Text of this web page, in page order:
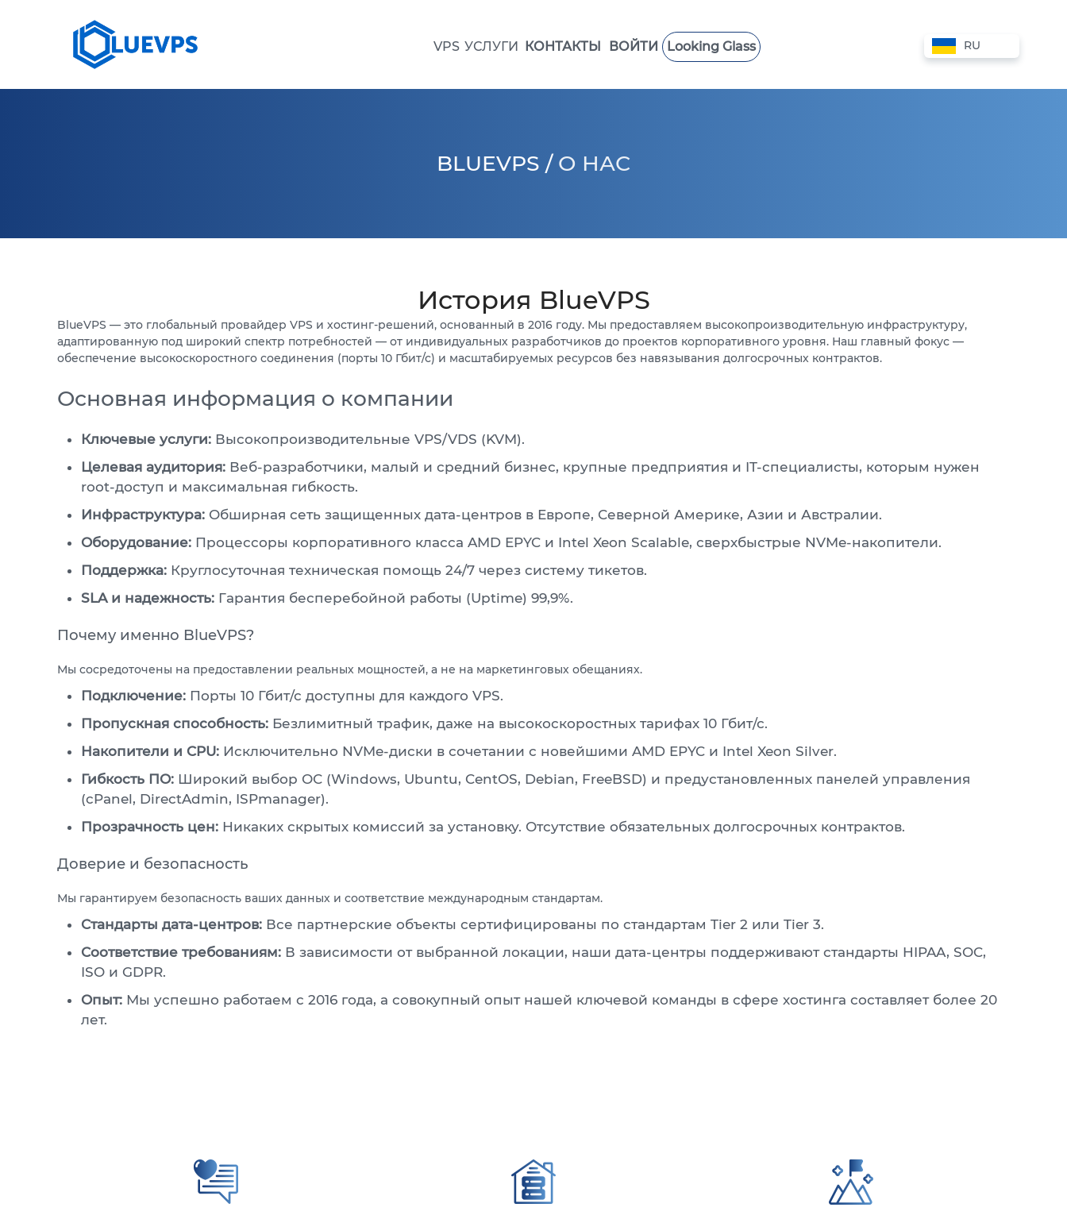
VPS УСЛУГИ КОНТАКТЫ ВОЙТИ Looking Glass RU
BLUEVPS /О НАС
История BlueVPS
BlueVPS — это глобальный провайдер VPS и хостинг-решений, основанный в 2016 году. Мы предоставляем высокопроизводительную инфраструктуру,
адаптированную под широкий спектр потребностей — от индивидуальных разработчиков до проектов корпоративного уровня. Наш главный фокус —
обеспечение высокоскоростного соединения (порты 10 Гбит/с) и масштабируемых ресурсов без навязывания долгосрочных контрактов.
Основная информация о компании
Ключевые услуги: Высокопроизводительные VPS/VDS (KVM).
Целевая аудитория: Веб-разработчики, малый и средний бизнес, крупные предприятия и IT-специалисты, которым нужен
root-доступ и максимальная гибкость.
Инфраструктура: Обширная сеть защищенных дата-центров в Европе, Северной Америке, Азии и Австралии.
Оборудование: Процессоры корпоративного класса AMD EPYC и Intel Xeon Scalable, сверхбыстрые NVMe-накопители.
Поддержка: Круглосуточная техническая помощь 24/7 через систему тикетов.
SLA и надежность: Гарантия бесперебойной работы (Uptime) 99,9%.
Почему именно BlueVPS?
Мы сосредоточены на предоставлении реальных мощностей, а не на маркетинговых обещаниях.
Подключение: Порты 10 Гбит/с доступны для каждого VPS.
Пропускная способность: Безлимитный трафик, даже на высокоскоростных тарифах 10 Гбит/с.
Накопители и CPU: Исключительно NVMe-диски в сочетании с новейшими AMD EPYC и Intel Xeon Silver.
Гибкость ПО: Широкий выбор ОС (Windows, Ubuntu, CentOS, Debian, FreeBSD) и предустановленных панелей управления
(cPanel, DirectAdmin, ISPmanager).
Прозрачность цен: Никаких скрытых комиссий за установку. Отсутствие обязательных долгосрочных контрактов.
Доверие и безопасность
Мы гарантируем безопасность ваших данных и соответствие международным стандартам.
Стандарты дата-центров: Все партнерские объекты сертифицированы по стандартам Tier 2 или Tier 3.
Соответствие требованиям: В зависимости от выбранной локации, наши дата-центры поддерживают стандарты HIPAA, SOC,
ISO и GDPR.
Опыт: Мы успешно работаем с 2016 года, а совокупный опыт нашей ключевой команды в сфере хостинга составляет более 20
лет.